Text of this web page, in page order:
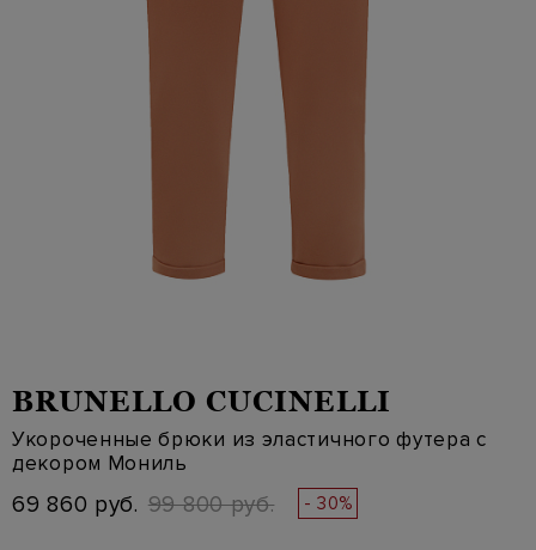
BRUNELLO CUCINELLI
Укороченные брюки из эластичного футера с
декором Мониль
69 860 руб. 99 800 руб. - 30%